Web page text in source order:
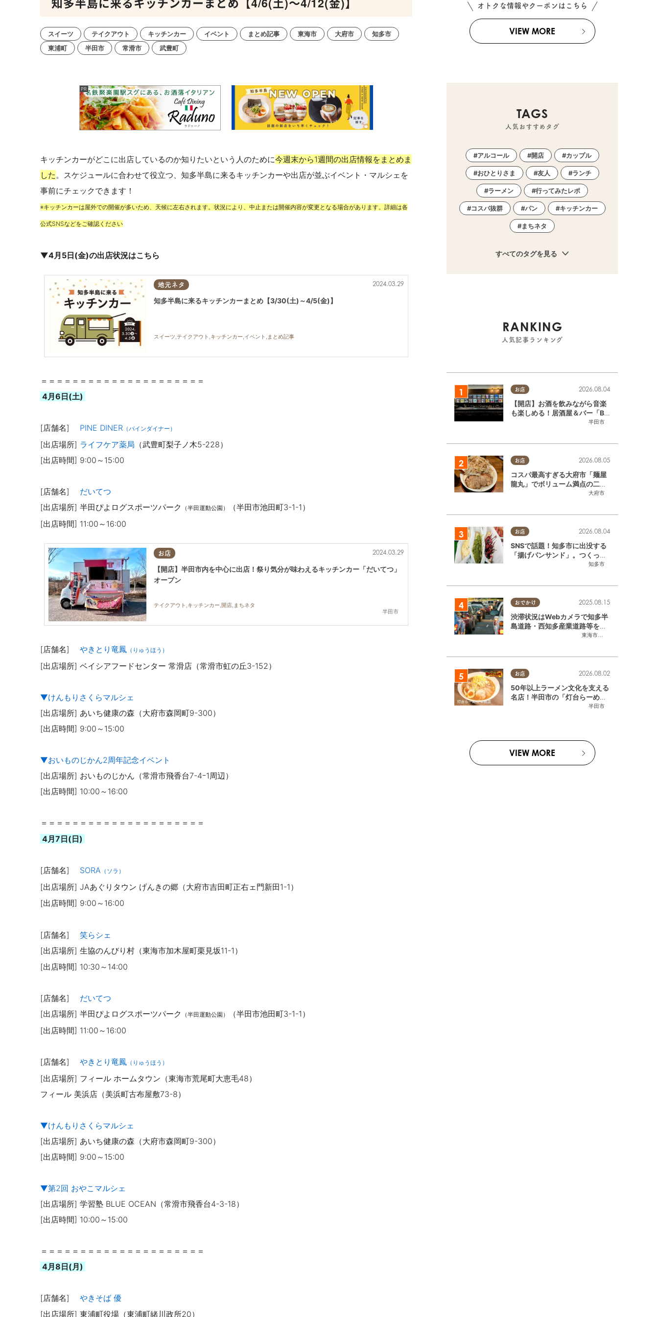
スイーツ テイクアウト キッチンカー イベント まとめ記事 東海市 大府市
知多市
東浦町
半田市 常滑市 武豊町
キッチンカーがどこに出店しているのか知りたいという人のために今週末から1週間の出店情報をまとめま
した 。スケジュールに合わせて役立つ、知多半島に来るキッチンカーや出店が並ぶイベント・マルシェを
事前にチェックできます！
※キッチンカーは屋外での開催が多いため、天候に左右されます。状況により、中止または開催内容が変更となる場合があります。詳細は各
公式SNSなどをご確認ください
▼4月5日(金)の出店状況はこちら
地元ネタ 2024.03.29
知多半島に来るキッチンカーまとめ【3/30(土)～4/5(金)】
スイーツ,テイクアウト,キッチンカー,イベント,まとめ記事
＝＝＝＝＝＝＝＝＝＝＝＝＝＝＝＝＝＝＝＝＝
4月6日(土)
[店舗名] PINE DINER （パインダイナー）
[出店場所] ライフケア薬局 （武豊町梨子ノ木5-228）
[出店時間] 9:00～15:00
[店舗名] だいてつ
[出店場所] 半田ぴよログスポーツパーク
（半田運動公園）
（半田市池田町3-1-1）
[出店時間] 11:00～16:00
お店
半田市
2024.03.29
【開店】半田市内を中心に出店！祭り気分が味わえるキッチンカー「だいてつ」
オープン
テイクアウト,キッチンカー,開店,まちネタ
[店舗名] やきとり竜鳳 （りゅうほう）
[出店場所] ベイシアフードセンター 常滑店（常滑市虹の丘3-152）
▼けんもりさくらマルシェ
[出店場所] あいち健康の森（大府市森岡町9-300）
[出店時間] 9:00～15:00
▼おいものじかん2周年記念イベント
[出店場所] おいものじかん（常滑市飛香台7-4ｰ1周辺）
[出店時間] 10:00～16:00
＝＝＝＝＝＝＝＝＝＝＝＝＝＝＝＝＝＝＝＝＝
4月7日(日)
[店舗名] SORA （ソラ）
[出店場所] JAあぐりタウン げんきの郷（大府市吉田町正右ェ門新田1-1）
[出店時間] 9:00～16:00
[店舗名] 笑らシェ
[出店場所] 生協のんびり村（東海市加木屋町栗見坂11-1）
[出店時間] 10:30～14:00
[店舗名] だいてつ
[出店場所] 半田ぴよログスポーツパーク
（半田運動公園）
（半田市池田町3-1-1）
[出店時間] 11:00～16:00
[店舗名] やきとり竜鳳 （りゅうほう）
[出店場所] フィール ホームタウン（東海市荒尾町大恵毛48）
フィール 美浜店（美浜町古布屋敷73-8）
▼けんもりさくらマルシェ
[出店場所] あいち健康の森（大府市森岡町9-300）
[出店時間] 9:00～15:00
▼第2回 おやこマルシェ
[出店場所] 学習塾 BLUE OCEAN（常滑市飛香台4-3-18）
[出店時間] 10:00～15:00
＝＝＝＝＝＝＝＝＝＝＝＝＝＝＝＝＝＝＝＝＝
4月8日(月)
[店舗名] やきそば 優
[出店場所] 東浦町役場（東浦町緒川政所20）
オトクな情報やクーポンはこちら
VIEW MORE
TAGS
人気おすすめタグ
アルコール 開店 カップル
おひとりさま 友人 ランチ
ラーメン 行ってみたレポ
コスパ抜群 パン キッチンカー
まちネタ
すべてのタグを見る
RANKING
人気記事ランキング
お店
半田市
2026.08.04
【開店】お酒を飲みながら音楽
も楽しめる！居酒屋＆バー「BL
OOMY（ブルーミー）」が7/3
お店
大府市
2026.08.05
コスパ最高すぎる大府市「麺屋
龍丸」でボリューム満点の二郎
系ラーメンを堪能してきた
お店
知多市
2026.08.04
SNSで話題！知多市に出没する
「揚げパンサンド」。つくって
いるのはお祭りお兄さん!?【ち
おでかけ
東海市
,大府市
2025.08.15
渋滞状況はWebカメラで知多半
島道路・西知多産業道路等をチ
お店
半田市
2026.08.02
50年以上ラーメン文化を支える
名店！半田市の「灯台らーめん
半田店」へ【熱血ラーメン伝 8
VIEW MORE